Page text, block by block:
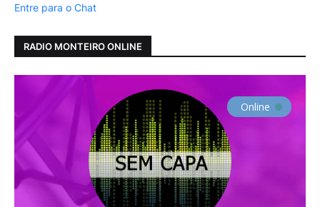
Entre para o Chat
RADIO MONTEIRO ONLINE